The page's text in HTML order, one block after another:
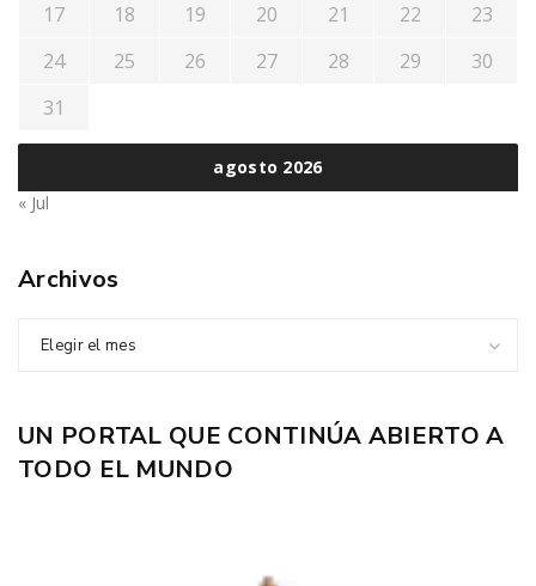
agosto 2026
17
18 19 20 21 22
23
24
25 26 27 28 29
30
31
« Jul
Archivos
Elegir el mes
UN PORTAL QUE CONTINÚA ABIERTO A
TODO EL MUNDO